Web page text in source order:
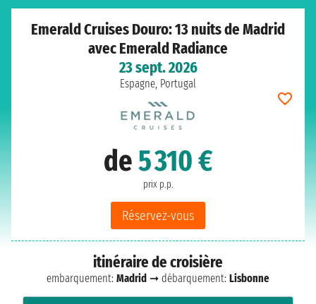
Emerald Cruises Douro: 13 nuits de Madrid
avec Emerald Radiance
23 sept. 2026
Espagne, Portugal
de5 310 €
prix p.p.
Réservez-vous
itinéraire de croisière
embarquement: Madrid ➞ débarquement: Lisbonne